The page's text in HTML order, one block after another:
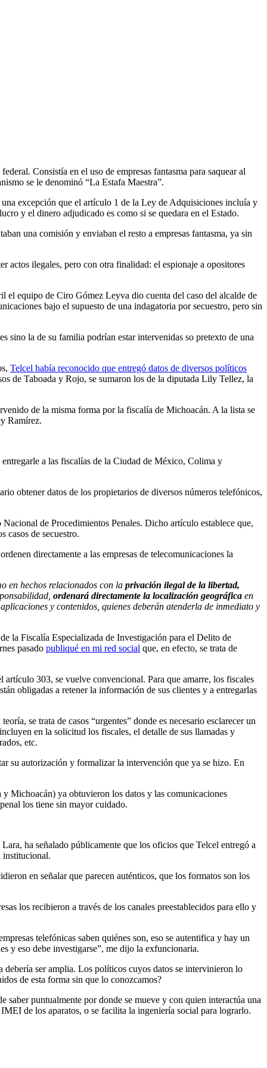
Consistía en el uso de empresas fantasma para saquear al
se le denominó “La Estafa Maestra”.
excepción que el artículo 1 de la Ley de Adquisiciones incluía y
y el dinero adjudicado es como si se quedara en el Estado.
una comisión y enviaban el resto a empresas fantasma, ya sin
actos ilegales, pero con otra finalidad: el espionaje a opositores
el equipo de Ciro Gómez Leyva dio cuenta del caso del alcalde de
bajo el supuesto de una indagatoria por secuestro, pero sin
sino la de su familia podrían estar intervenidas so pretexto de una
Telcel había reconocido que entregó datos de diversos políticos
de Taboada y Rojo, se sumaron los de la diputada Lily Tellez, la
de la misma forma por la fiscalía de Michoacán. A la lista se
Ramírez.
a las fiscalías de la Ciudad de México, Colima y
obtener datos de los propietarios de diversos números telefónicos,
de Procedimientos Penales. Dicho artículo establece que,
casos de secuestro.
directamente a las empresas de telecomunicaciones la
en hechos relacionados con la privación ilegal de la libertad,
ordenará directamente la localización geográfica en
y contenidos, quienes deberán atenderla de inmediato y
la Fiscalía Especializada de Investigación para el Delito de
pasado publiqué en mi red social que, en efecto, se trata de
303, se vuelve convencional. Para que amarre, los fiscales
obligadas a retener la información de sus clientes y a entregarlas
se trata de casos “urgentes” donde es necesario esclarecer un
en la solicitud los fiscales, el detalle de sus llamadas y
etc.
su autorización y formalizar la intervención que ya se hizo. En
y Michoacán) ya obtuvieron los datos y las comunicaciones
los tiene sin mayor cuidado.
ha señalado públicamente que los oficios que Telcel entregó a
institucional.
en señalar que parecen auténticos, que los formatos son los
los recibieron a través de los canales preestablecidos para ello y
telefónicas saben quiénes son, eso se autentifica y hay un
y eso debe investigarse”, me dijo la exfuncionaria.
debería ser amplia. Los políticos cuyos datos se intervinieron lo
de esta forma sin que lo conozcamos?
saber puntualmente por donde se mueve y con quien interactúa una
de los aparatos, o se facilita la ingeniería social para lograrlo.